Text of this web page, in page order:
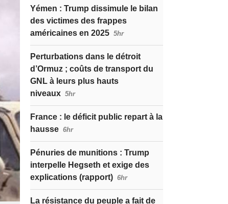
Yémen : Trump dissimule le bilan
des victimes des frappes
américaines en 2025 5hr
Perturbations dans le détroit
d’Ormuz ; coûts de transport du
GNL à leurs plus hauts
niveaux 5hr
France : le déficit public repart à la
hausse 6hr
Pénuries de munitions : Trump
interpelle Hegseth et exige des
explications (rapport) 6hr
La résistance du peuple a fait de